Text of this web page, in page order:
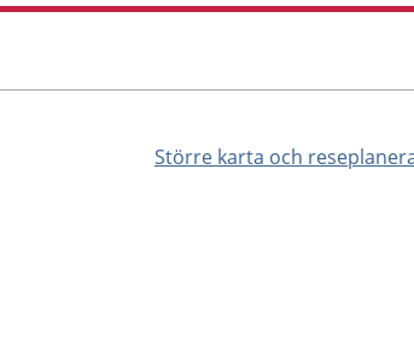
Större karta och